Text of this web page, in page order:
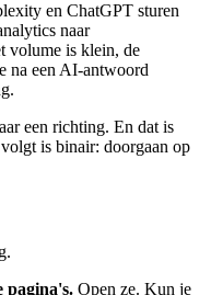
en ChatGPT sturen
naar
volume is klein, de
na een AI-antwoord
een richting. En dat is
is binair: doorgaan op
pagina's. Open ze. Kun je